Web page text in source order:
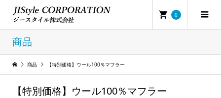
0
商品
商品 【特別価格】ウール100％マフラー
【特別価格】ウール100％マフラー